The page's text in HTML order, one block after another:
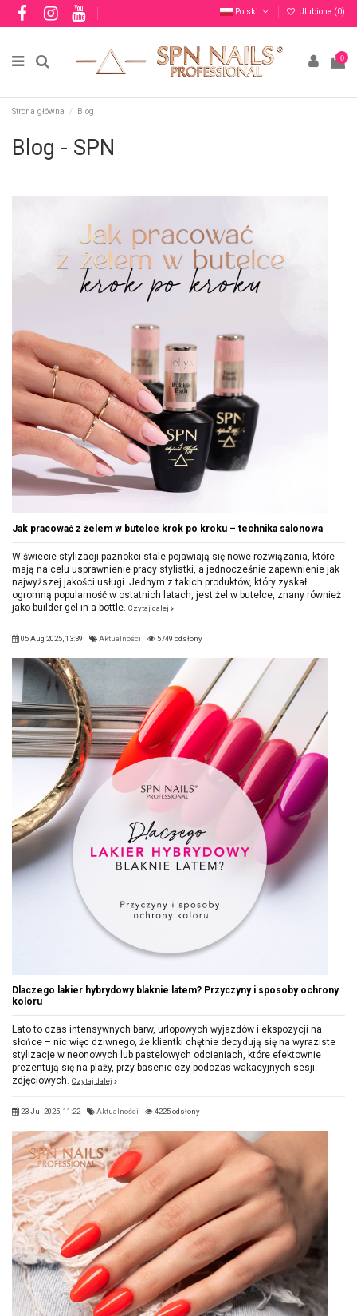
Polski Ulubione (0)
0
Strona główna Blog
Blog - SPN
Jak pracować z żelem w butelce krok po kroku – technika salonowa
W świecie stylizacji paznokci stale pojawiają się nowe rozwiązania, które
mają na celu usprawnienie pracy stylistki, a jednocześnie zapewnienie jak
najwyższej jakości usługi. Jednym z takich produktów, który zyskał
ogromną popularność w ostatnich latach, jest żel w butelce, znany również
jako builder gel in a bottle. Czytaj dalej
05 Aug 2025, 13:39 Aktualności 5749 odsłony
Dlaczego lakier hybrydowy blaknie latem? Przyczyny i sposoby ochrony
koloru
Lato to czas intensywnych barw, urlopowych wyjazdów i ekspozycji na
słońce – nic więc dziwnego, że klientki chętnie decydują się na wyraziste
stylizacje w neonowych lub pastelowych odcieniach, które efektownie
prezentują się na plaży, przy basenie czy podczas wakacyjnych sesji
zdjęciowych. Czytaj dalej
23 Jul 2025, 11:22 Aktualności 4225 odsłony